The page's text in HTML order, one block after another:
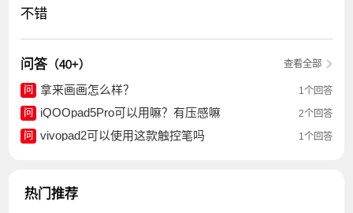
不错
问答 （40+） 查看全部
问 拿来画画怎么样？
1个回答
问
iQOOpad5Pro可以用嘛？有压感嘛
2个回答
问
vivopad2可以使用这款触控笔吗 1个回答
热门推荐